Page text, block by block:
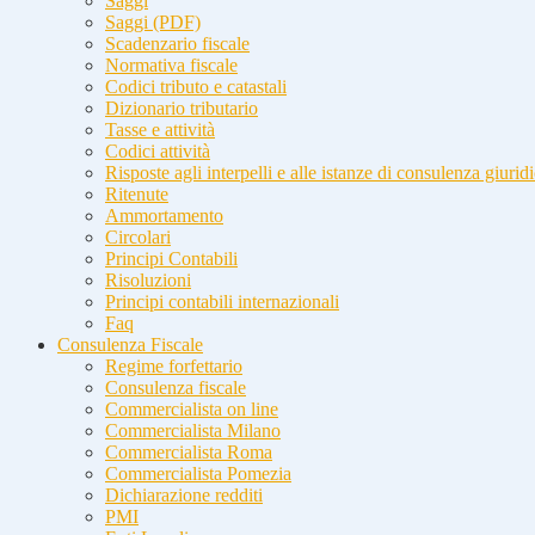
Saggi (PDF)
Scadenzario fiscale
Normativa fiscale
Codici tributo e catastali
Dizionario tributario
Tasse e attività
Codici attività
Risposte agli interpelli e alle istanze di consulenza
Ritenute
Ammortamento
Circolari
Principi Contabili
Risoluzioni
Principi contabili internazionali
Faq
Consulenza Fiscale
Regime forfettario
Consulenza fiscale
Commercialista on line
Commercialista Milano
Commercialista Roma
Commercialista Pomezia
Dichiarazione redditi
PMI